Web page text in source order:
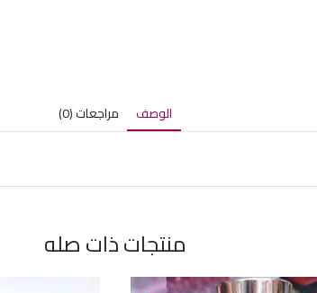
الوصف مراجعات (0)
منتجات ذات صله